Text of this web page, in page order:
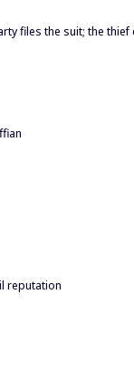
files the suit; the thief
reputation